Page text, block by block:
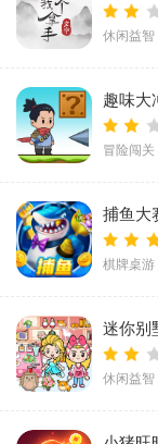
休闲益智
趣味大
冒险闯关
捕鱼大
棋牌桌游
迷你别
休闲益智